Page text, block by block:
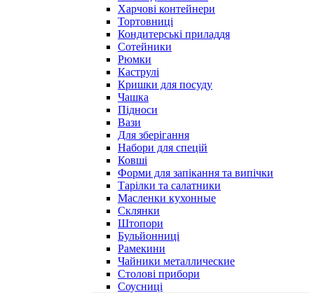
Харчові контейнери
Тортовниці
Кондитерські приладдя
Сотейники
Рюмки
Каструлі
Кришки для посуду
Чашка
Підноси
Вази
Для зберігання
Набори для спецій
Ковші
Форми для запікання та випічки
Тарілки та салатники
Масленки кухонные
Склянки
Штопори
Бульйонниці
Рамекини
Чайники металлические
Столові прибори
Соусниці